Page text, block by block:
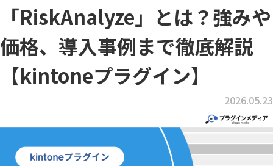
「RiskAnalyze」とは？強みや
価格、導入事例まで徹底解説
【kintoneプラグイン】
2026.05.23